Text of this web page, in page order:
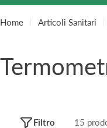
Home Articoli Sanitari
C
15
Filtro